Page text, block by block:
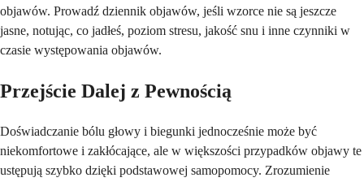
objawów. Prowadź dziennik objawów, jeśli wzorce nie są jeszcze
jasne, notując, co jadłeś, poziom stresu, jakość snu i inne czynniki w
czasie występowania objawów.
Przejście Dalej z Pewnością
Doświadczanie bólu głowy i biegunki jednocześnie może być
niekomfortowe i zakłócające, ale w większości przypadków objawy te
ustępują szybko dzięki podstawowej samopomocy. Zrozumienie